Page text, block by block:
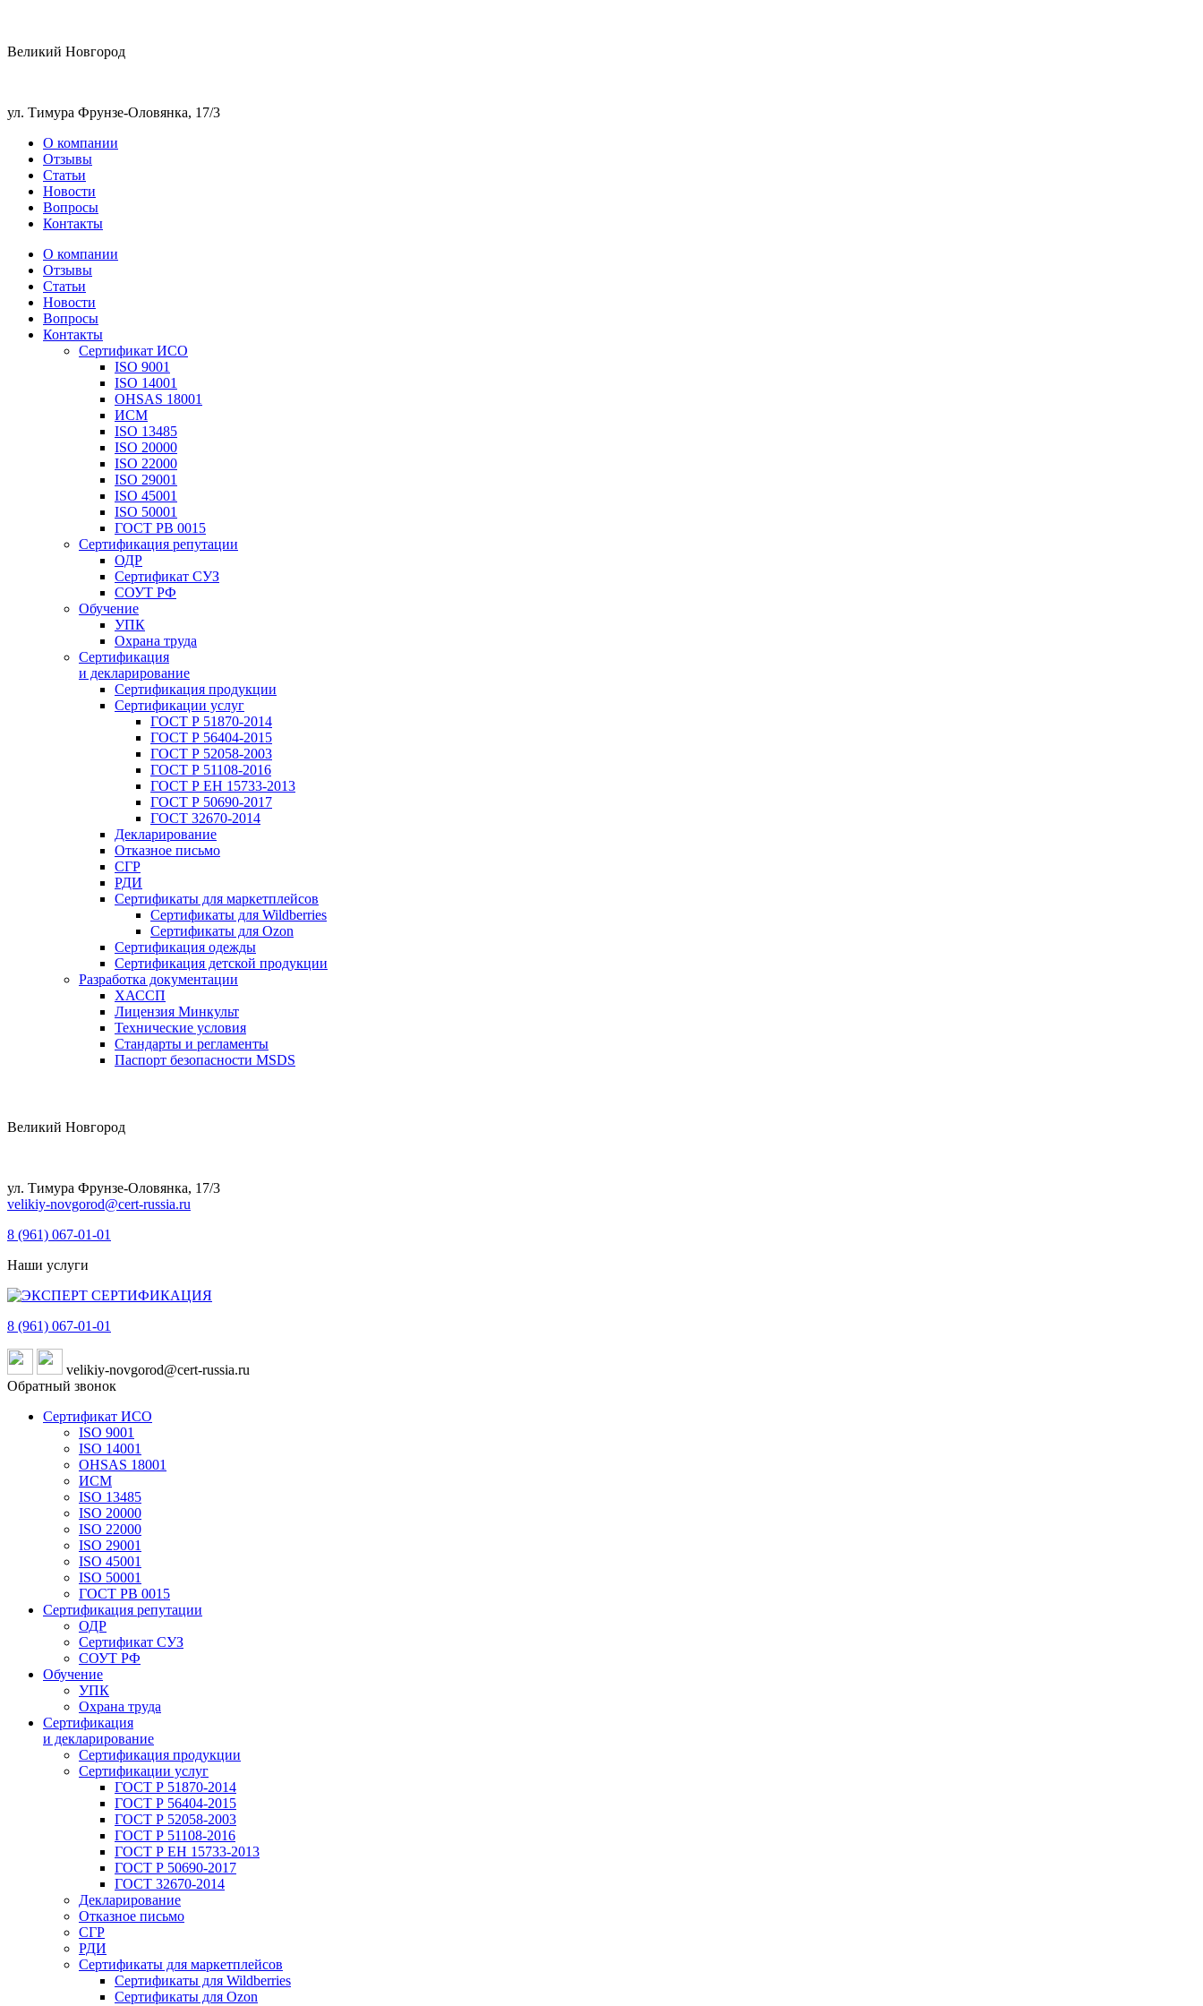
Великий Новгород
ул. Тимура Фрунзе-Оловянка, 17/3
О компании
Отзывы
Статьи
Новости
Вопросы
Контакты
О компании
Отзывы
Статьи
Новости
Вопросы
Контакты
Сертификат ИСО
ISO 9001
ISO 14001
OHSAS 18001
ИСМ
ISO 13485
ISO 20000
ISO 22000
ISO 29001
ISO 45001
ISO 50001
ГОСТ РВ 0015
Сертификация репутации
ОДР
Сертификат СУЗ
СОУТ РФ
Обучение
УПК
Охрана труда
Сертификация
и декларирование
Сертификация продукции
Сертификации услуг
ГОСТ Р 51870-2014
ГОСТ Р 56404-2015
ГОСТ Р 52058-2003
ГОСТ Р 51108-2016
ГОСТ Р ЕН 15733-2013
ГОСТ Р 50690-2017
ГОСТ 32670-2014
Декларирование
Отказное письмо
СГР
РДИ
Сертификаты для маркетплейсов
Сертификаты для Wildberries
Сертификаты для Ozon
Сертификация одежды
Сертификация детской продукции
Разработка документации
ХАССП
Лицензия Минкульт
Технические условия
Стандарты и регламенты
Паспорт безопасности MSDS
Великий Новгород
ул. Тимура Фрунзе-Оловянка, 17/3
velikiy-novgorod@cert-russia.ru
8 (961) 067-01-01
Наши услуги
8 (961) 067-01-01
velikiy-novgorod@cert-russia.ru
Обратный звонок
Сертификат ИСО
ISO 9001
ISO 14001
OHSAS 18001
ИСМ
ISO 13485
ISO 20000
ISO 22000
ISO 29001
ISO 45001
ISO 50001
ГОСТ РВ 0015
Сертификация репутации
ОДР
Сертификат СУЗ
СОУТ РФ
Обучение
УПК
Охрана труда
Сертификация
и декларирование
Сертификация продукции
Сертификации услуг
ГОСТ Р 51870-2014
ГОСТ Р 56404-2015
ГОСТ Р 52058-2003
ГОСТ Р 51108-2016
ГОСТ Р ЕН 15733-2013
ГОСТ Р 50690-2017
ГОСТ 32670-2014
Декларирование
Отказное письмо
СГР
РДИ
Сертификаты для маркетплейсов
Сертификаты для Wildberries
Сертификаты для Ozon